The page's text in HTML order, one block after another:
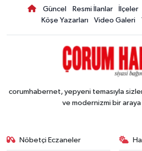
Güncel Resmi İlanlar İlçeler
Köşe Yazarları
Video Galeri
corumhabernet, yepyeni temasıyla
ve modernizmi bir
Nöbetçi Eczaneler